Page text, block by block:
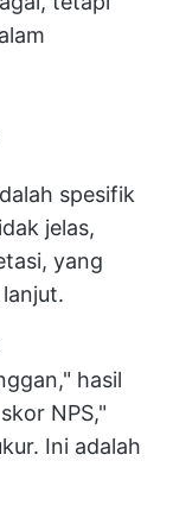
spesifik
jelas,
yang
hasil
NPS,"
Ini adalah